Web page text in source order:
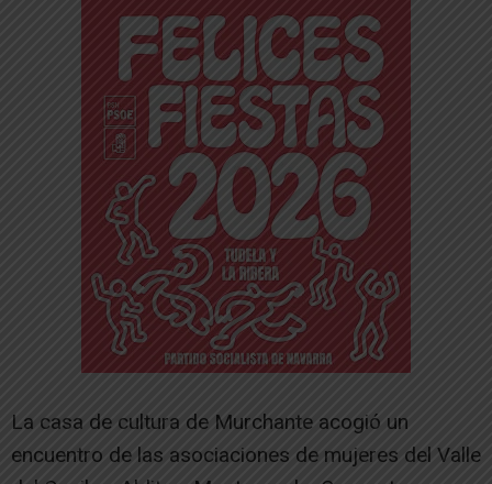
La casa de cultura de Murchante acogió un
encuentro de las asociaciones de mujeres del Valle